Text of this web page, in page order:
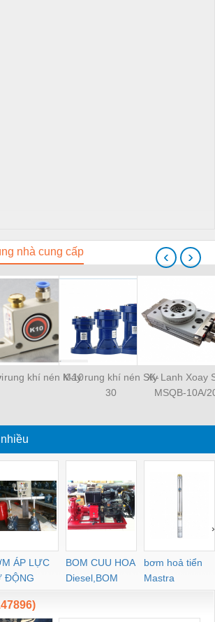
nhà cung cấp
rung khí nén K-10Máy rung khí nén SK-
30
Xy Lanh Xoay
MSQB-10A/
‹ ›
ÁP LỰC
ĐỘNG
BOM CUU HOA
Diesel,BOM
CHUA CHAY
bơm hoả tiển
Mastra
›